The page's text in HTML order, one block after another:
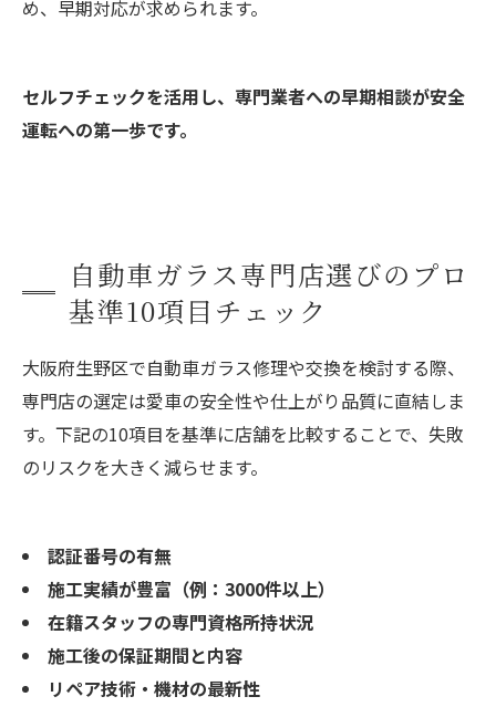
め、早期対応が求められます。
セルフチェックを活用し、専門業者への早期相談が安全
運転への第一歩です。
自動車ガラス専門店選びのプロ
基準10項目チェック
大阪府生野区で自動車ガラス修理や交換を検討する際、
専門店の選定は愛車の安全性や仕上がり品質に直結しま
す。下記の10項目を基準に店舗を比較することで、失敗
のリスクを大きく減らせます。
認証番号の有無
施工実績が豊富（例：3000件以上）
在籍スタッフの専門資格所持状況
施工後の保証期間と内容
リペア技術・機材の最新性